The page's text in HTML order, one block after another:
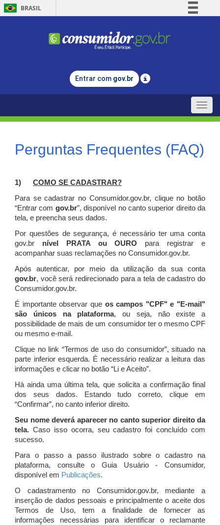
BRASIL
Comunica BR
Legislação
Entrar com gov.br
Toggle
Perguntas Frequentes (FAQ)
1) COMO SE CADASTRAR?
Para se cadastrar no Consumidor.gov.br, clique no botão
“Entrar com gov.br”, disponível no canto superior direito da
tela, e preencha seus dados.
Por questões de segurança, é necessário ter uma conta
gov.br nível PRATA ou OURO para registrar e
acompanhar suas reclamações no Consumidor.gov.br.
Após autenticar, por meio da utilização da sua conta
gov.br, você será redirecionado para a tela de cadastro do
Consumidor.gov.br.
É importante observar que os campos "CPF" e "E-mail"
são únicos na plataforma, ou seja, não existe a
possibilidade de mais de um consumidor ter o mesmo CPF
ou mesmo e-mail.
Clique no link “Termos de uso do consumidor”, situado na
parte inferior esquerda. É necessário realizar a leitura das
informações e clicar no botão “Li e Aceito”.
Há ainda uma última tela, que solicita a confirmação final
dos seus dados. Estando tudo correto, clique em
“Confirmar”, no canto inferior direito.
Seu nome deverá aparecer no canto superior direito da
tela. Caso isso ocorra, seu cadastro foi concluído com
sucesso.
Para o passo a passo ilustrado sobre o cadastro na
plataforma, consulte o Guia Usuário - Consumidor,
disponível em Publicações.
O cadastramento no Consumidor.gov.br, mediante a
inserção de dados pessoais e principalmente o aceite dos
Termos de Uso, tem a finalidade de fornecer as
informações necessárias para identificar o reclamante